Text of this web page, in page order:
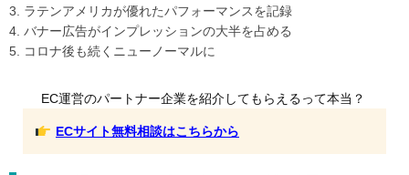
3. ラテンアメリカが優れたパフォーマンスを記録
4. バナー広告がインプレッションの大半を占める
5. コロナ後も続くニューノーマルに
EC運営のパートナー企業を紹介してもらえるって本当？
ECサイト無料相談はこちらから